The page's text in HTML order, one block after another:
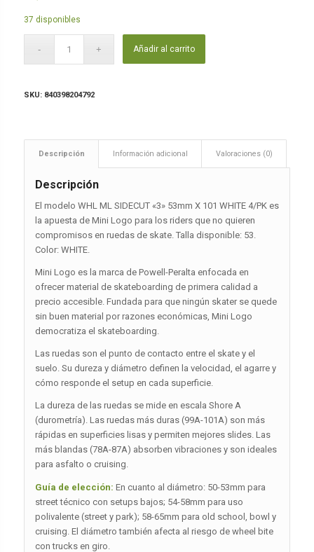
37 disponibles
Añadir al carrito
SKU: 840398204792
Descripción Información adicional Valoraciones (0)
Descripción
El modelo WHL ML SIDECUT «3» 53mm X 101 WHITE 4/PK es
la apuesta de Mini Logo para los riders que no quieren
compromisos en ruedas de skate. Talla disponible: 53.
Color: WHITE.
Mini Logo es la marca de Powell-Peralta enfocada en
ofrecer material de skateboarding de primera calidad a
precio accesible. Fundada para que ningún skater se quede
sin buen material por razones económicas, Mini Logo
democratiza el skateboarding.
Las ruedas son el punto de contacto entre el skate y el
suelo. Su dureza y diámetro definen la velocidad, el agarre y
cómo responde el setup en cada superficie.
La dureza de las ruedas se mide en escala Shore A
(durometría). Las ruedas más duras (99A-101A) son más
rápidas en superficies lisas y permiten mejores slides. Las
más blandas (78A-87A) absorben vibraciones y son ideales
para asfalto o cruising.
Guía de elección: En cuanto al diámetro: 50-53mm para
street técnico con setups bajos; 54-58mm para uso
polivalente (street y park); 58-65mm para old school, bowl y
cruising. El diámetro también afecta al riesgo de wheel bite
con trucks en giro.